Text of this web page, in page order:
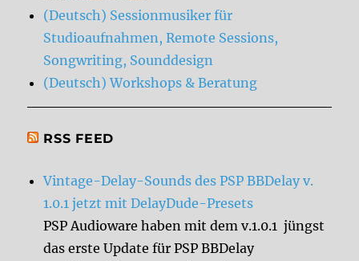
(Deutsch) Sessionmusiker für
Studioaufnahmen, Remote Sessions,
Songwriting, Sounddesign
(Deutsch) Workshops & Beratung
RSS FEED
Vintage-Delay-Sounds des PSP BBDelay v.
1.0.1 jetzt mit DelayDude-Presets
PSP Audioware haben mit dem v.1.0.1 jüngst
das erste Update für PSP BBDelay